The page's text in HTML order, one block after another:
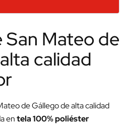
San Mateo de
calidad
de Gállego de alta calidad
entela 100% poliéster